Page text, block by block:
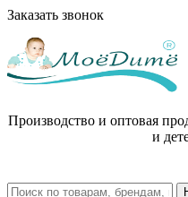
Заказать звонок
Производство и оптовая
и